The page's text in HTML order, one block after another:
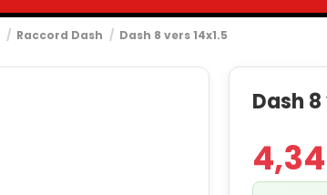
Raccord Dash Dash 8 vers 14x1.5
Dash 8